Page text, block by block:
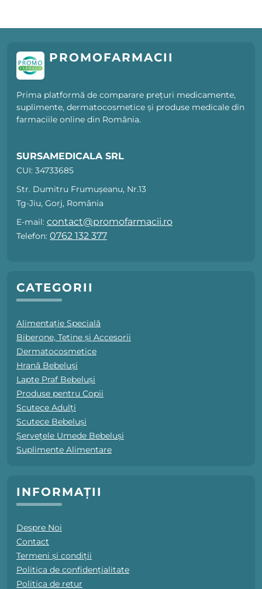
PROMOFARMACII
Prima platformă de comparare prețuri medicamente,
suplimente, dermatocosmetice și produse medicale din
farmaciile online din România.
SURSAMEDICALA SRL
CUI: 34733685
Str. Dumitru Frumușeanu, Nr.13
Tg-Jiu, Gorj, România
E-mail: contact@promofarmacii.ro
Telefon: 0762 132 377
CATEGORII
Alimentație Specială
Biberone, Tetine și Accesorii
Dermatocosmetice
Hrană Bebeluși
Lapte Praf Bebeluși
Produse pentru Copii
Scutece Adulți
Scutece Bebeluși
Șervețele Umede Bebeluși
Suplimente Alimentare
INFORMAȚII
Despre Noi
Contact
Termeni și condiții
Politica de confidențialitate
Politica de retur